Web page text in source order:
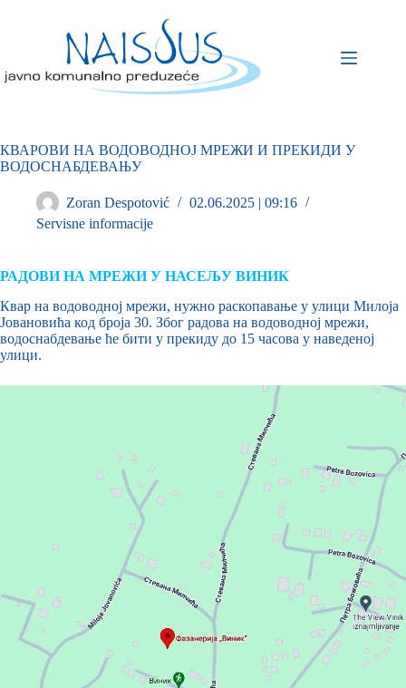
КВАРОВИ НА ВОДОВОДНОЈ МРЕЖИ И ПРЕКИДИ У
ВОДОСНАБДЕВАЊУ
Zoran Despotović
02.06.2025 | 09:16
Servisne informacije
РАДОВИ НА МРЕЖИ У НАСЕЉУ ВИНИК
Квар на водоводној мрежи, нужно раскопавање у улици Милоја
Јовановића код броја 30. Због радова на водоводној мрежи,
водоснабдевање ће бити у прекиду до 15 часова у наведеној
улици.